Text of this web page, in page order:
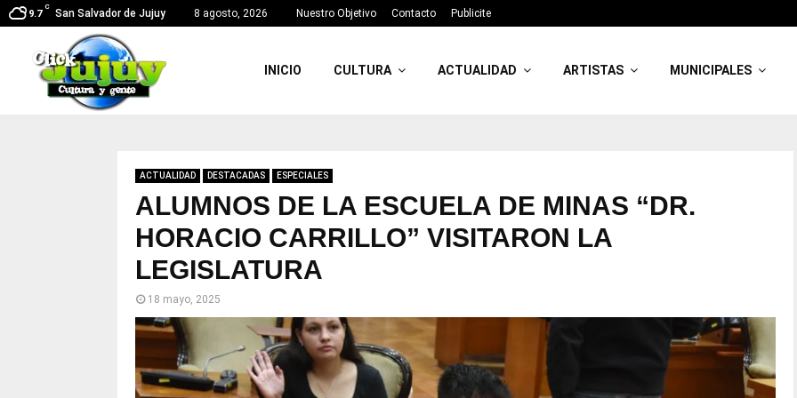
9.7
C
San Salvador de Jujuy 8 agosto, 2026 Nuestro Objetivo Contacto Publicite
INICIO CULTURA ACTUALIDAD ARTISTAS MUNICIPALES
ACTUALIDAD DESTACADAS ESPECIALES
ALUMNOS DE LA ESCUELA DE MINAS “DR.
HORACIO CARRILLO” VISITARON LA
LEGISLATURA
18 mayo, 2025